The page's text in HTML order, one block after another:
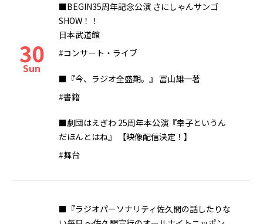
30
Sun
■BEGIN35周年記念公演 さにしゃんサンゴ
SHOW！！
日本武道館
#コンサート・ライブ
■『今、ラジオ全盛期。』 冨山雄一著
#書籍
■劇団はえぎわ 25周年本公演『幸子というん
だほんとはね』 【映像配信決定！】
#舞台
■『ラジオパーソナリティ佐久間の話したりな